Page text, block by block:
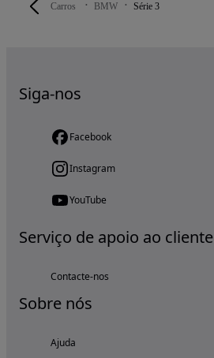
Carros BMW Série 3
Siga-nos
Facebook
Instagram
YouTube
Serviço de apoio ao cliente
Contacte-nos
Sobre nós
Ajuda